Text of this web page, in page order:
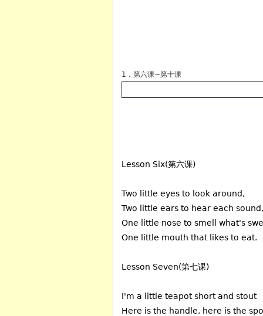
1 . 第六课~第十课
Lesson Six(第六课)
Two little eyes to look around,
Two little ears to hear each sound,
One little nose to smell what's
One little mouth that likes to eat.
Lesson Seven(第七课)
I'm a little teapot short and stout
Here is the handle, here is the